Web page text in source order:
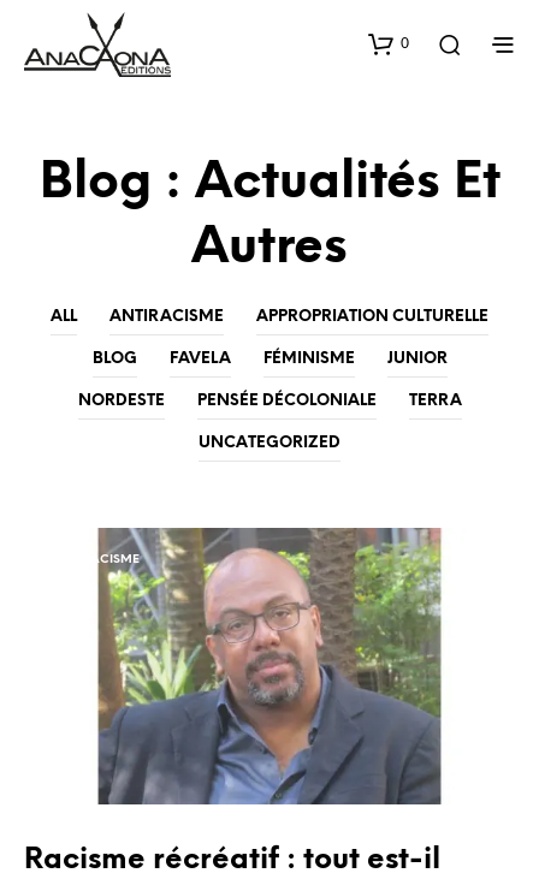
0
Blog : Actualités Et
Autres
ALL ANTIRACISME APPROPRIATION CULTURELLE
BLOG FAVELA FÉMINISME JUNIOR
NORDESTE PENSÉE DÉCOLONIALE TERRA
UNCATEGORIZED
ANTIRACISME
Racisme récréatif : tout est-il